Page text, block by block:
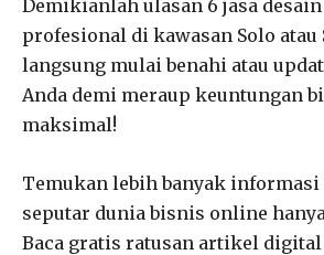
Demikianlah ulasan 6 jasa
profesional di kawasan Solo atau
langsung mulai benahi atau
Anda demi meraup keuntungan
maksimal!
Temukan lebih banyak
seputar dunia bisnis online
Baca gratis ratusan artikel